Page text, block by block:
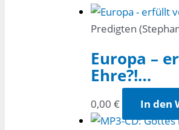
Predigten
Europa –
Ehre?!…
0,00 € In den